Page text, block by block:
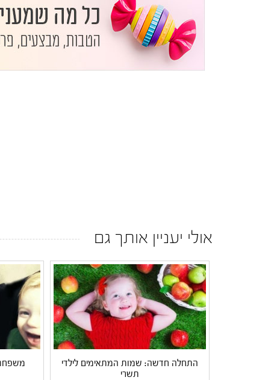
אולי יעניין אותך גם
התחלה חדשה: שמות המתאימים לילדי
תשרי
משפחת